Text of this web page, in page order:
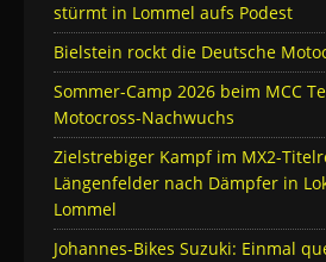
stürmt in Lommel aufs Podest
Bielstein rockt die Deutsche
Sommer-Camp 2026 beim MCC
Motocross-Nachwuchs
Zielstrebiger Kampf im MX2-
Längenfelder nach Dämpfer in
Lommel
Johannes-Bikes Suzuki: Einmal